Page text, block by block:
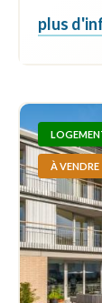
plus
À VENDRE